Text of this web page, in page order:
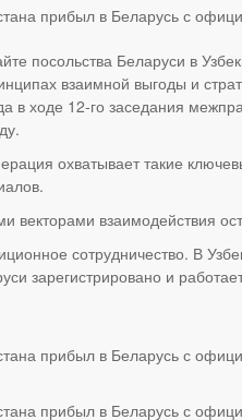
посольства Беларуси в
взаимной выгоды и
в ходе 12-го заседания
охватывает такие
векторами взаимодействия
сотрудничество. В
зарегистрировано и